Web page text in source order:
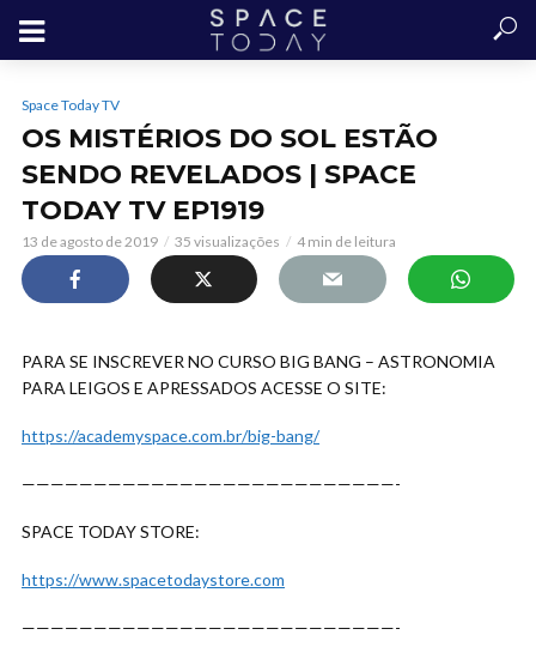
Space Today TV
OS MISTÉRIOS DO SOL ESTÃO
SENDO REVELADOS | SPACE
TODAY TV EP1919
13 de agosto de 2019 35 visualizações 4 min de leitura
PARA SE INSCREVER NO CURSO BIG BANG – ASTRONOMIA
PARA LEIGOS E APRESSADOS ACESSE O SITE:
https://academyspace.com.br/big-bang/
——————————————————————————-
SPACE TODAYSTORE:
https://www.spacetodaystore.com
——————————————————————————-